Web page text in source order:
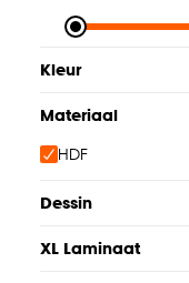
Kleur
Materiaal
HDF
Dessin
XL Laminaat